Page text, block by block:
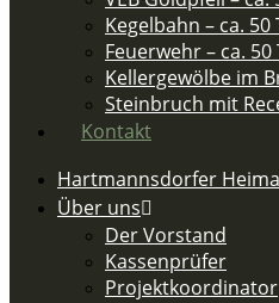
Kegelbahn – ca. 50
Feuerwehr – ca. 50
Kellergewölbe im
Steinbruch mit
Kontakt
Hartmannsdorfer
Über uns
Der Vorstand
Kassenprüfer
Projektkoordinator